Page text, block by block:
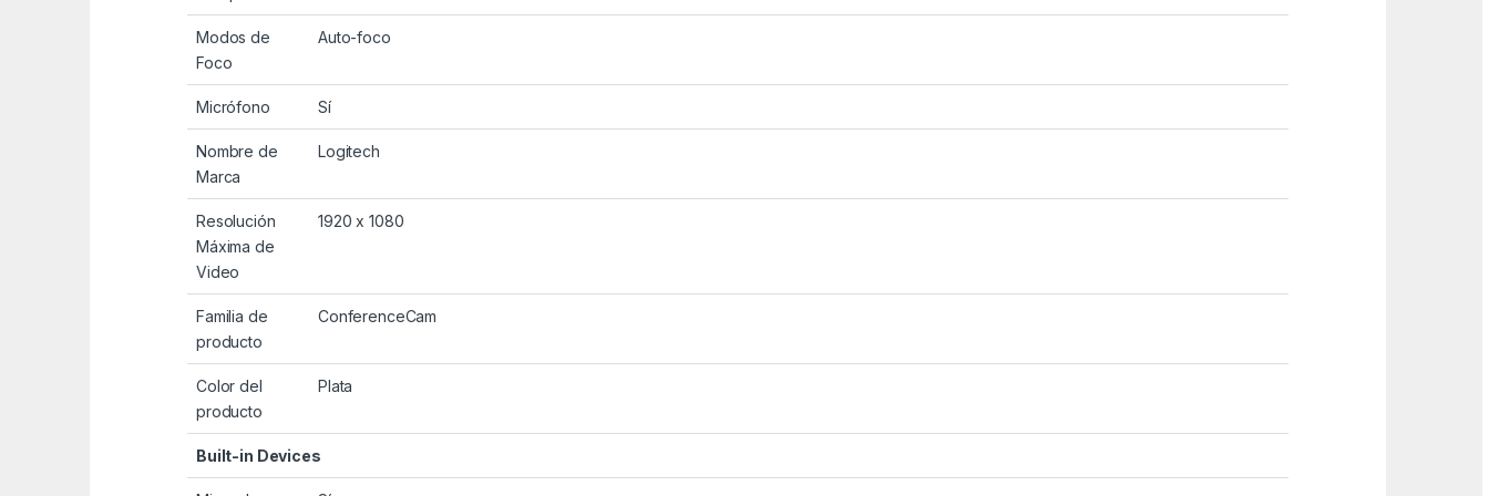
Modos de
Foco
Auto-foco
Micrófono Sí
Nombre de
Marca
Logitech
Resolución
Máxima de
Video
1920 x 1080
Familia de
producto
ConferenceCam
Color del
producto
Plata
Built-in Devices